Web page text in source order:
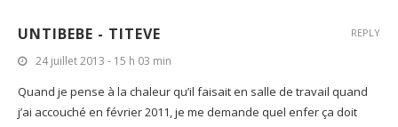
UNTIBEBE - TITEVE
24 juillet 2013 - 15 h 03 min
Quand je pense à la chaleur qu’il faisait en salle de travail quand
j’ai accouché en février 2011, je me demande quel enfer ça doit
REPLY